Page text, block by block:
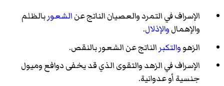
الإسراف في التمرد والعصيان الناتج عنالشعوربالظلم
والإهمالوالإذلال.
الزهووالتكبر الناتج عن الشعور بالنقص.
الإسراف في الزهد والتقوى الذي قد يخفى دوافع وميول
جنسية أو عدوانية.